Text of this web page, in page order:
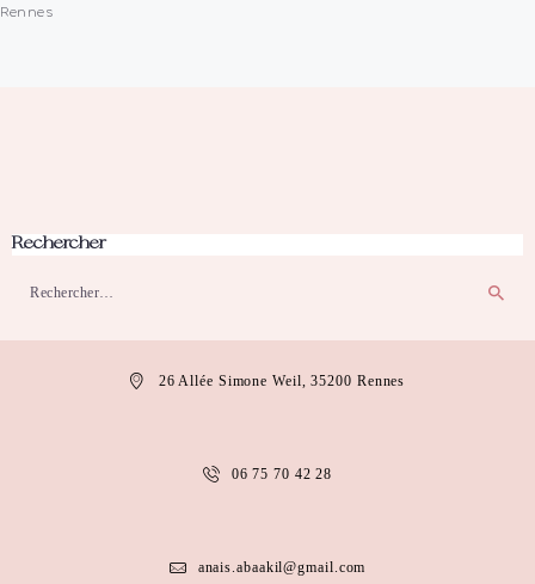
Rennes
Rechercher
26 Allée Simone Weil, 35200 Rennes
06 75 70 42 28
anais.abaakil@gmail.com